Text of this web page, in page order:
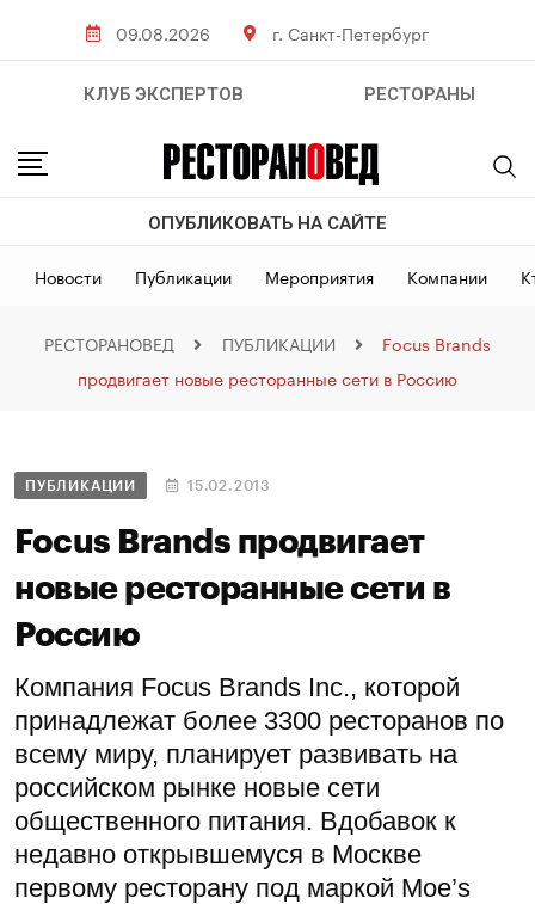
09.08.2026 г. Санкт-Петербург
КЛУБ ЭКСПЕРТОВ РЕСТОРАНЫ
ОПУБЛИКОВАТЬ НА САЙТЕ
Новости Публикации Мероприятия Компании
РЕСТОРАНОВЕД ПУБЛИКАЦИИ
Focus Brands
продвигает новые ресторанные сети в Россию
ПУБЛИКАЦИИ 15.02.2013
Focus Brands продвигает
новые ресторанные сети в
Россию
Компания Focus Brands Inc., которой
принадлежат более 3300 ресторанов по
всему миру, планирует развивать на
российском рынке новые сети
общественного питания. Вдобавок к
недавно открывшемуся в Москве
первому ресторану под маркой Moe’s